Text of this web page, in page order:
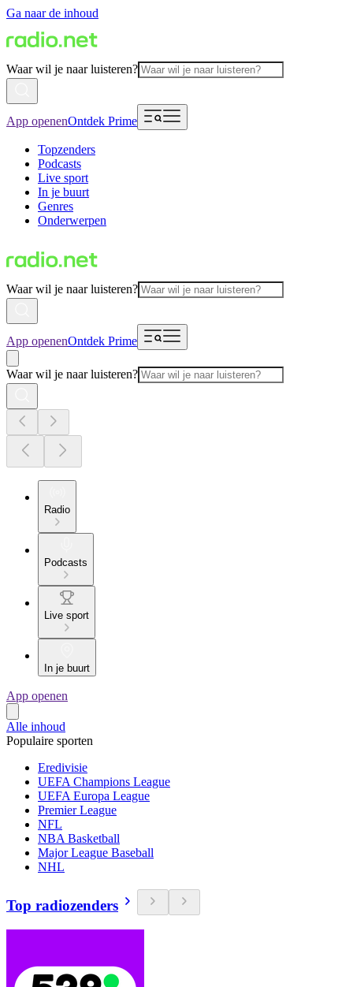
Ga naar de inhoud
Waar wil je naar luisteren?
App openenOntdek Prime
Topzenders
Podcasts
Live sport
In je buurt
Genres
Onderwerpen
Waar wil je naar luisteren?
App openenOntdek Prime
Waar wil je naar luisteren?
Radio
Podcasts
Live sport
In je buurt
App openen
Alle inhoud
Populaire sporten
Eredivisie
UEFA Champions League
UEFA Europa League
Premier League
NFL
NBA Basketball
Major League Baseball
NHL
Top radiozenders